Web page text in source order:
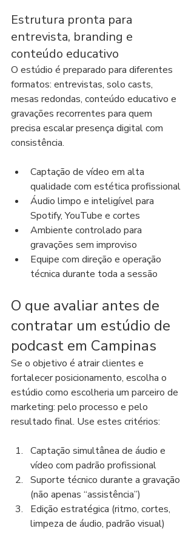
Estrutura pronta para
entrevista, branding e
conteúdo educativo
O estúdio é preparado para diferentes
formatos: entrevistas, solo casts,
mesas redondas, conteúdo educativo e
gravações recorrentes para quem
precisa escalar presença digital com
consistência.
Captação de vídeo em alta
qualidade com estética profissional
Áudio limpo e inteligível para
Spotify, YouTube e cortes
Ambiente controlado para
gravações sem improviso
Equipe com direção e operação
técnica durante toda a sessão
O que avaliar antes de
contratar um estúdio de
podcast em Campinas
Se o objetivo é atrair clientes e
fortalecer posicionamento, escolha o
estúdio como escolheria um parceiro de
marketing: pelo processo e pelo
resultado final. Use estes critérios:
Captação simultânea de áudio e
vídeo com padrão profissional
Suporte técnico durante a gravação
(não apenas “assistência”)
Edição estratégica (ritmo, cortes,
limpeza de áudio, padrão visual)